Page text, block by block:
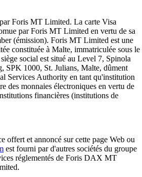
Foris MT Limited. La carte Visa
par Foris MT Limited en vertu de sa
(émission). Foris MT Limited est une
constituée à Malte, immatriculée sous le
social est situé au Level 7, Spinola
SPK 1000, St. Julians, Malte, dûment
Services Authority en tant qu'institution
des monnaies électroniques en vertu de
financières (institutions de
offert et annoncé sur cette page Web ou
est fourni par d'autres sociétés du groupe
réglementés de Foris DAX MT